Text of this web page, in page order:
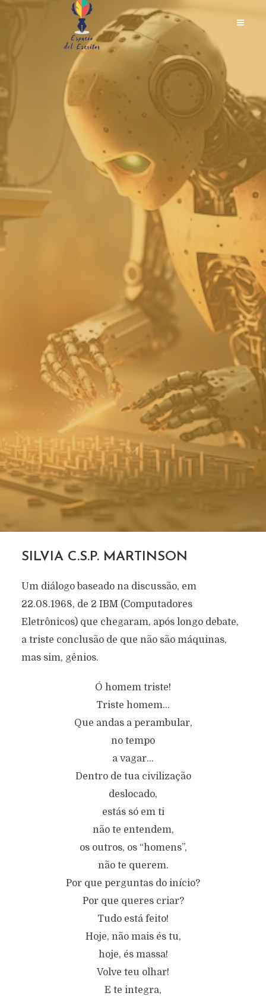
SILVIA C.S.P. MARTINSON
Um diálogo baseado na discussão, em
22.08.1968, de 2 IBM (Computadores
Eletrônicos) que chegaram, após longo debate,
a triste conclusão de que não são máquinas,
mas sim, gênios.
Ó homem triste!
Triste homem...
Que andas a perambular,
no tempo
a vagar...
Dentro de tua civilização
deslocado,
estás só em ti
não te entendem,
os outros, os “homens”,
não te querem.
Por que perguntas do início?
Por que queres criar?
Tudo está feito!
Hoje, não mais és tu,
hoje, és massa!
Volve teu olhar!
E te integra,